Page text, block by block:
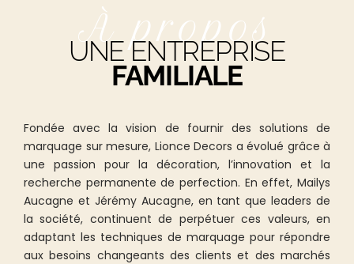
À propos
UNE ENTREPRISE
FAMILIALE
Fondée avec la vision de fournir des solutions de
marquage sur mesure, Lionce Decors a évolué grâce à
une passion pour la décoration, l’innovation et la
recherche permanente de perfection. En effet, Mailys
Aucagne et Jérémy Aucagne, en tant que leaders de
la société, continuent de perpétuer ces valeurs, en
adaptant les techniques de marquage pour répondre
aux besoins changeants des clients et des marchés